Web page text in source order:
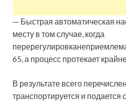
— Быстрая автоматическая
месту в том случае, когда
65, а процесс протекает
В результате всего
транспортируется и подается